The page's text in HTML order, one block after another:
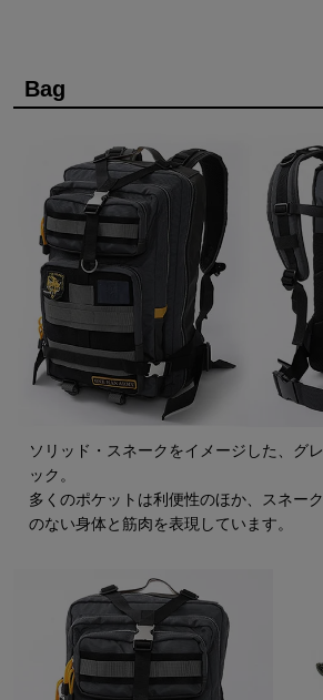
Bag
ソリッド・スネークをイメージした、グ
ック。
多くのポケットは利便性のほか、スネー
のない身体と筋肉を表現しています。